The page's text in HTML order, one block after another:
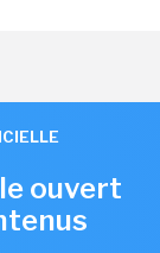
ouvert